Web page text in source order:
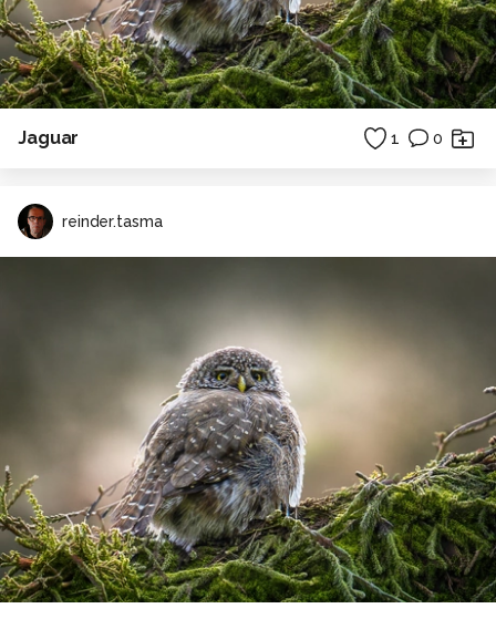
Jaguar 1 0
reinder.tasma